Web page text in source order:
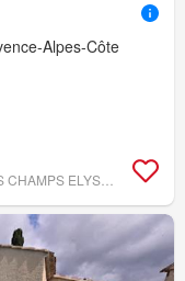
Alpes-Côte